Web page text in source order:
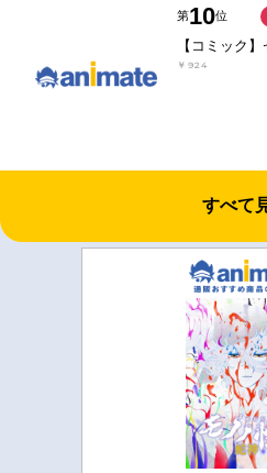
第10位
【コミック
￥924
すべて